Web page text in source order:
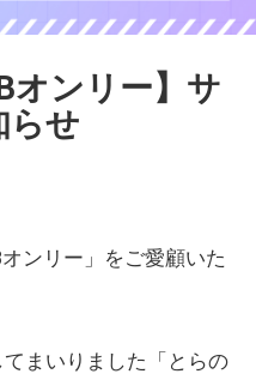
オンリー】サ
らせ
ンリー」をご愛顧いた
まいりました「とらの